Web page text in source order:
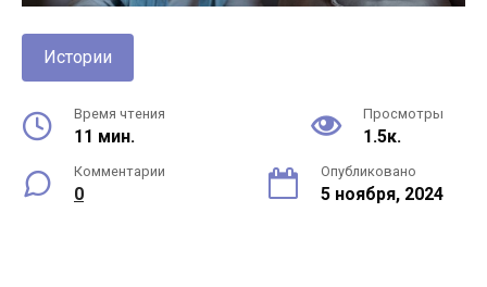
Истории
Время чтения
11 мин.
Просмотры
1.5к.
Комментарии
0
Опубликовано
5 ноября, 2024